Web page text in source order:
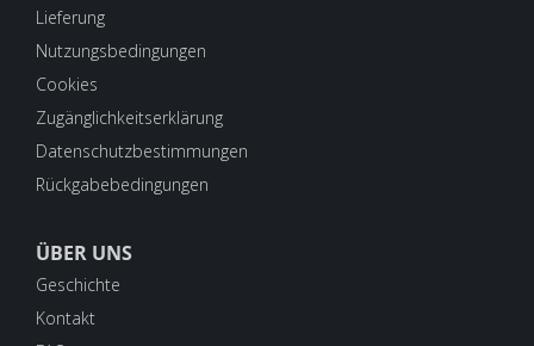
Lieferung
Nutzungsbedingungen
Cookies
Zugänglichkeitserklärung
Datenschutzbestimmungen
Rückgabebedingungen
ÜBER UNS
Geschichte
Kontakt